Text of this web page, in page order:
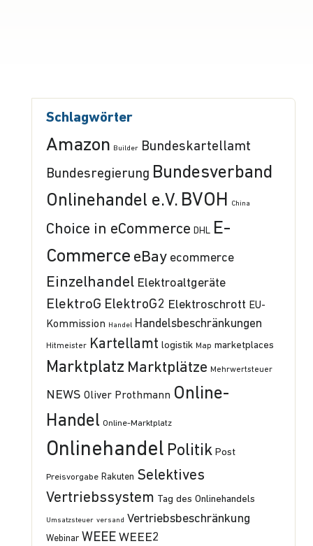
Schlagwörter
Amazon Builder Bundeskartellamt
Bundesregierung Bundesverband
Onlinehandel e.V. BVOH China
Choice in eCommerce DHL E-
Commerce eBay ecommerce
Einzelhandel Elektroaltgeräte
ElektroG ElektroG2 Elektroschrott EU-
Kommission
Handel Handelsbeschränkungen
Hitmeister Kartellamt logistik Map marketplaces
Marktplatz Marktplätze Mehrwertsteuer
NEWS Oliver Prothmann Online-
Handel Online-Marktplatz
Onlinehandel Politik Post
Preisvorgabe Rakuten Selektives
Vertriebssystem Tag des Onlinehandels
Umsatzsteuer versand Vertriebsbeschränkung
Webinar WEEE WEEE2